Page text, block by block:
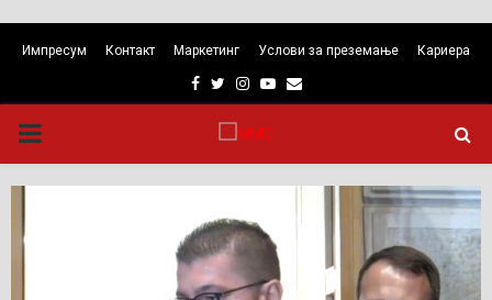
Импресум Контакт Маркетинг Услови за преземање Кариера
Facebook
TwitterInstagram
Youtube
Email
PRIMARY
MENU